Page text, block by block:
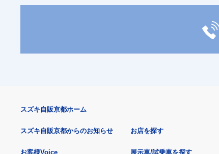
スズキ自販京都ホーム
スズキ自販京都からのお知らせ
お客様Voice
お店を探す
展示車/試乗車を探す